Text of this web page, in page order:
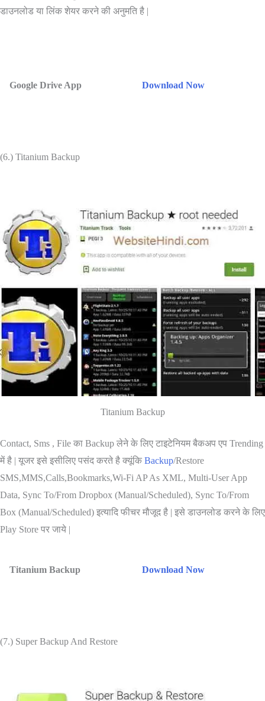
डाउनलोड या लिंक शेयर करने की अनुमति है |
Google Drive App Download Now
(6.) Titanium Backup
Titanium Backup
Contact, Sms , File का Backup लेने के लिए टाइटेनियम बैकअप एप Trending
में है | यूजर इसे इसीलिए पसंद करते है क्यूंकि Backup/Restore
SMS,MMS,Calls,Bookmarks,Wi-Fi AP As XML, Multi-User App
Data, Sync To/From Dropbox (Manual/Scheduled), Sync To/From
Box (Manual/Scheduled) इत्यादि फीचर मौजूद है | इसे डाउनलोड करने के लिए
Play Store पर जाये |
Titanium Backup Download Now
(7.) Super Backup And Restore